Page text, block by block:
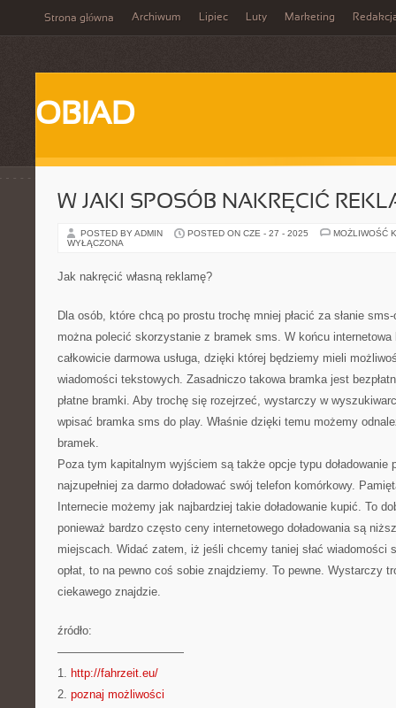
Strona główna Archiwum Lipiec Luty Marketing
OBIAD
W JAKI SPOSÓB NAKRĘCIĆ
POSTED BY ADMIN POSTED ON CZE - 27 - 2025
MOŻLIWOŚĆ
WYŁĄCZONA
Jak nakręcić własną reklamę?
Dla osób, które chcą po prostu trochę mniej płacić za słanie
można polecić skorzystanie z bramek sms. W końcu
całkowicie darmowa usługa, dzięki której będziemy mieli
wiadomości tekstowych. Zasadniczo takowa bramka jest
płatne bramki. Aby trochę się rozejrzeć, wystarczy w
wpisać bramka sms do play. Właśnie dzięki temu możemy
bramek.
Poza tym kapitalnym wyjściem są także opcje typu
najzupełniej za darmo doładować swój telefon komórkowy.
Internecie możemy jak najbardziej takie doładowanie kupić. To
ponieważ bardzo często ceny internetowego doładowania są
miejscach. Widać zatem, iż jeśli chcemy taniej słać wiadomości
opłat, to na pewno coś sobie znajdziemy. To pewne. Wystarczy
ciekawego znajdzie.
źródło:
———————————
1. http://fahrzeit.eu/
2. poznaj możliwości